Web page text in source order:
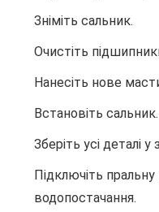
Зніміть сальник.
Очистіть
Нанесіть нове
Встановіть сальник.
Зберіть усі деталі
Підключіть
водопостачання.